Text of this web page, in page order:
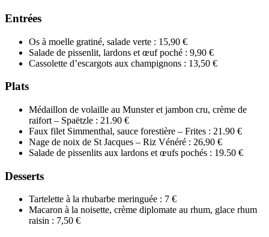
Entrées
Os à moelle gratiné, salade verte : 15,90 €
Salade de pissenlit, lardons et œuf poché : 9,90 €
Cassolette d’escargots aux champignons : 13,50 €
Plats
Médaillon de volaille au Munster et jambon cru, crème de
raifort – Spaëtzle : 21.90 €
Faux filet Simmenthal, sauce forestière – Frites : 21.90 €
Nage de noix de St Jacques – Riz Vénéré : 26,90 €
Salade de pissenlits aux lardons et œufs pochés : 19.50 €
Desserts
Tartelette à la rhubarbe meringuée : 7 €
Macaron à la noisette, crème diplomate au rhum, glace rhum
raisin : 7,50 €